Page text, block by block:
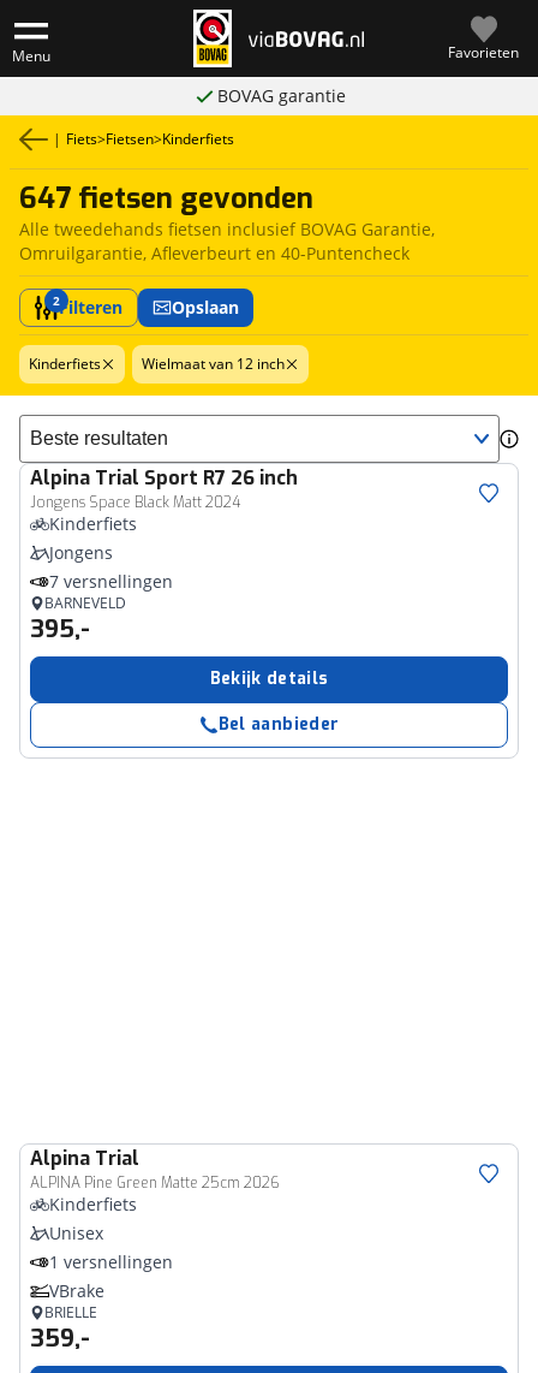
Menu Favorieten
BOVAG garantie
| Fiets>Fietsen>Kinderfiets
647 fietsen gevonden
Alle tweedehands fietsen inclusief BOVAG Garantie,
Omruilgarantie, Afleverbeurt en 40-Puntencheck
2Filteren Opslaan
Kinderfiets Wielmaat van 12 inch
Sorteer resultaten
Alpina Trial Sport R7 26 inch
Jongens Space Black Matt 2024
Kinderfiets
Jongens
7 versnellingen
BARNEVELD
395,-
Bekijk details
Bel aanbieder
Alpina Trial
ALPINA Pine Green Matte 25cm 2026
Kinderfiets
Unisex
1 versnellingen
VBrake
BRIELLE
359,-